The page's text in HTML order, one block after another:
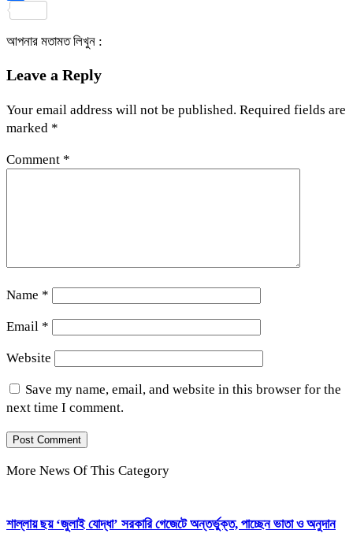
আপনার মতামত লিখুন :
Leave a Reply
Your email address will not be published. Required fields are
marked *
Comment *
Name *
Email *
Website
Save my name, email, and website in this browser for the
next time I comment.
More News Of This Category
শাল্লায় ছয় ‘জুলাই যোদ্ধা’ সরকারি গেজেটে অন্তর্ভুক্ত, পাচ্ছেন ভাতা ও অনুদান